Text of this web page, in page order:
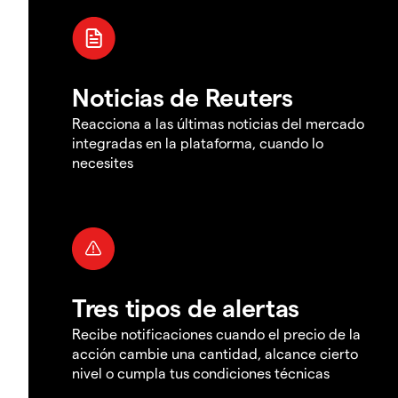
Noticias de Reuters
Reacciona a las últimas noticias del mercado
integradas en la plataforma, cuando lo
necesites
Tres tipos de alertas
Recibe notificaciones cuando el precio de la
acción cambie una cantidad, alcance cierto
nivel o cumpla tus condiciones técnicas